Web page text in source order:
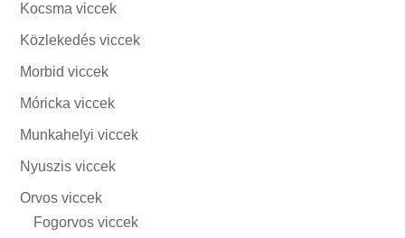
Kocsma viccek
Közlekedés viccek
Morbid viccek
Móricka viccek
Munkahelyi viccek
Nyuszis viccek
Orvos viccek
Fogorvos viccek